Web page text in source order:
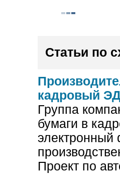
Статьи по
кадровый
Группа
бумаги в
электронный
Проект по